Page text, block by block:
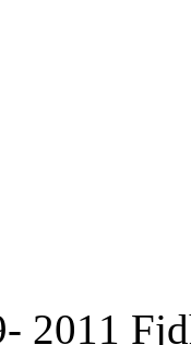
2011